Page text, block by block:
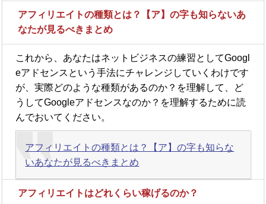
アフィリエイトの種類とは？【ア】の字も知らないあ
なたが見るべきまとめ
これから、あなたはネットビジネスの練習としてGoogl
eアドセンスという手法にチャレンジしていくわけです
が、実際どのような種類があるのか？を理解して、ど
うしてGoogleアドセンスなのか？を理解するために読
んでおいてください。
アフィリエイトの種類とは？【ア】の字も知らな
いあなたが見るべきまとめ
アフィリエイトはどれくらい稼げるのか？